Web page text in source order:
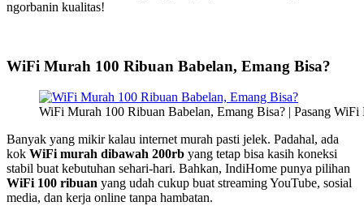
ngorbanin kualitas!
WiFi Murah 100 Ribuan Babelan, Emang Bisa?
WiFi Murah 100 Ribuan Babelan, Emang Bisa? | Pasang WiFi
Banyak yang mikir kalau internet murah pasti jelek. Padahal, ada
kok WiFi murah dibawah 200rb yang tetap bisa kasih koneksi
stabil buat kebutuhan sehari-hari. Bahkan, IndiHome punya pilihan
WiFi 100 ribuan yang udah cukup buat streaming YouTube, sosial
media, dan kerja online tanpa hambatan.